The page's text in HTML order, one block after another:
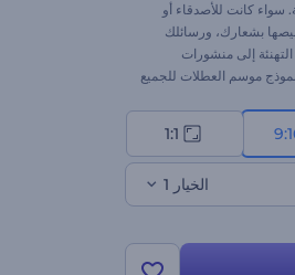
سواء كانت للأصدقاء أو
بشعارك، ورسائلك
إلى منشورات
موسم العطلات للجميع
1:1
الخيار 1